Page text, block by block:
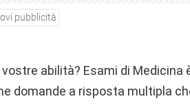
pubblicità
abilità? Esami di Medicina
domande a risposta multipla